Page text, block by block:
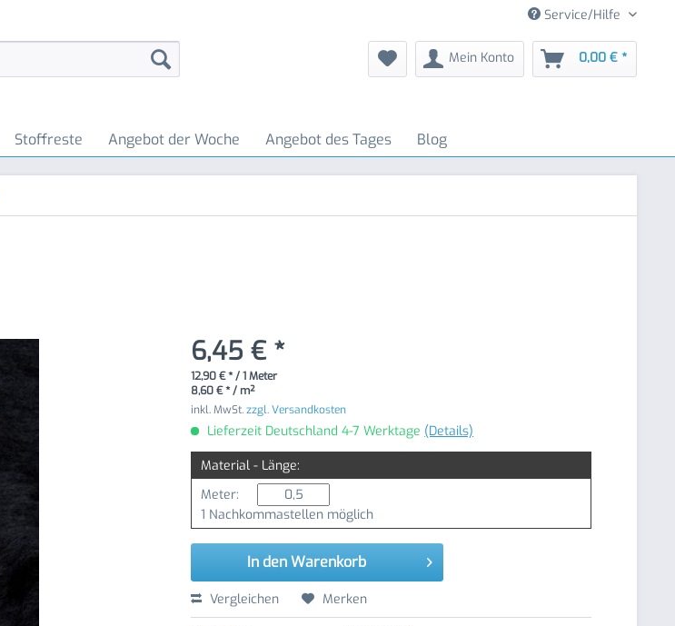
Service/Hilfe
Mein Konto 0,00 € *
Stoffreste Angebot der Woche Angebot des Tages Blog
6,45 € *
12,90 € * / 1 Meter
8,60 € * / m²
inkl. MwSt.zzgl. Versandkosten
Lieferzeit Deutschland 4-7 Werktage (Details)
Material - Länge:
Meter:
1 Nachkommastellen möglich
In den Warenkorb
Vergleichen Merken